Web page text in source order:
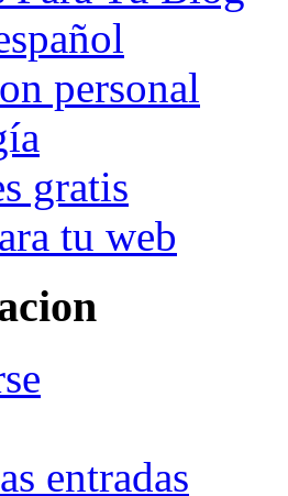
personal
gratis
tu web
entradas